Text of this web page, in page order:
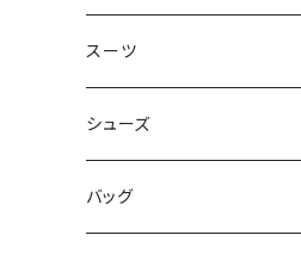
50/XL～
48/L
50/XL～
46/M
48/L
50/XL～
～44/S
46/M
48/L
スーツ
～44/S
46/M
シューズ
～25.5cm
バッグ